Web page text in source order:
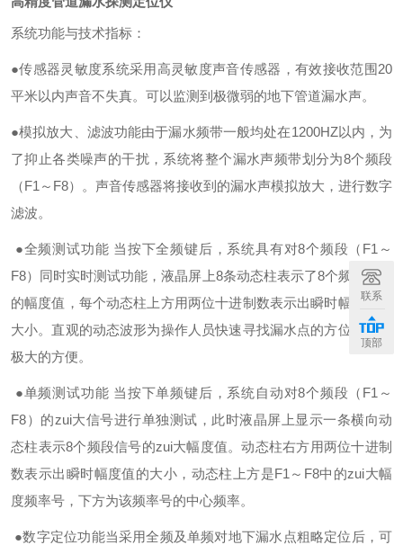
系统功能与技术指标：
●传感器灵敏度系统采用高灵敏度声音传感器，有效接收范围20
平米以内声音不失真。可以监测到极微弱的地下管道漏水声。
●模拟放大、滤波功能由于漏水频带一般均处在1200HZ以内，为
了抑止各类噪声的干扰，系统将整个漏水声频带划分为8个频段
（F1～F8）。声音传感器将接收到的漏水声模拟放大，进行数字
滤波。
●全频测试功能 当按下全频键后，系统具有对8个频段（F1～
F8）同时实时测试功能，液晶屏上8条动态柱表示了8个频段信号
的幅度值，每个动态柱上方用两位十进制数表示出瞬时幅度值的
大小。直观的动态波形为操作人员快速寻找漏水点的方位提供了
极大的方便。
●单频测试功能 当按下单频键后，系统自动对8个频段（F1～
F8）的zui大信号进行单独测试，此时液晶屏上显示一条横向动
态柱表示8个频段信号的zui大幅度值。动态柱右方用两位十进制
数表示出瞬时幅度值的大小，动态柱上方是F1～F8中的zui大幅
度频率号，下方为该频率号的中心频率。
●数字定位功能当采用全频及单频对地下漏水点粗略定位后，可
联系
顶部